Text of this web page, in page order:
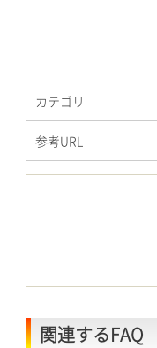
カテゴリ
参考URL
関連するFAQ